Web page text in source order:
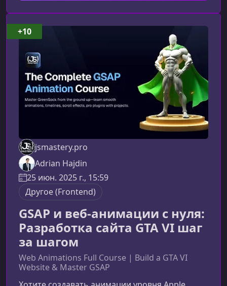
применять продакшен‑подходы в реальных
задачах.Что делает этот курс
особеннымБольшинство курсов по
тестированию ограничиваются
синтетическими примерами и тонной т
jsmastery.pro
Adrian Hajdin
25 июн. 2025 г., 15:59
Другое (Frontend)
GSAP и веб-анимации с нуля:
Разработка сайта GTA VI шаг
за шагом
Web Animations Full Course | Build a GTA VI
Website & Master GSAP
+10